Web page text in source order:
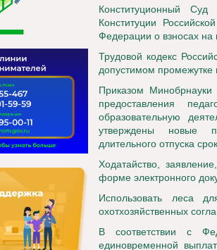
Конституционный
Конституции
Федерации о взносах на
Трудовой кодекс
допустимом
Приказом
предоставления
образовательную
утверждены новые
длительного отпуска
Ходатайство,
форме электронного
Использовать леса
охотхозяйственных
В соответствии с
единовременной